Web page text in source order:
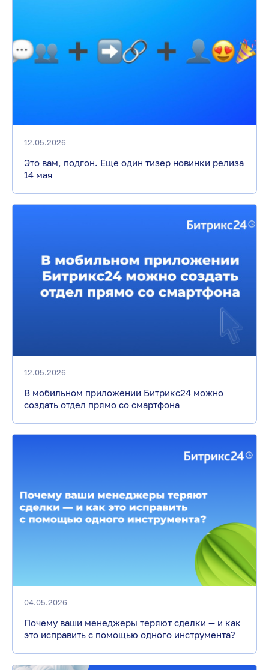
12.05.2026
Это вам, подгон. Еще один тизер новинки релиза
14 мая
12.05.2026
В мобильном приложении Битрикс24 можно
создать отдел прямо со смартфона
04.05.2026
Почему ваши менеджеры теряют сделки — и как
это исправить с помощью одного инструмента?